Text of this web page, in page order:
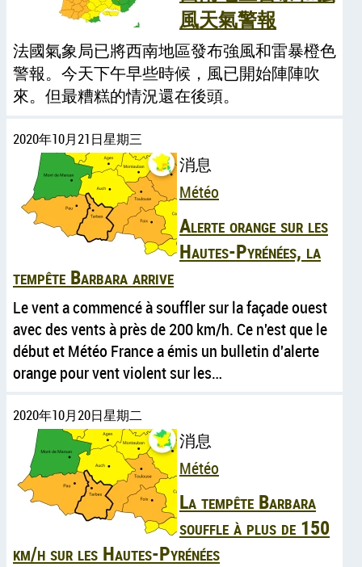
風天氣警報
法國氣象局已將西南地區發布強風和雷暴橙色
警報。今天下午早些時候，風已開始陣陣吹
來。但最糟糕的情況還在後頭。
2020年10月21日星期三
消息
Météo
Alerte orange sur les
Hautes-Pyrénées, la
tempête Barbara arrive
Le vent a commencé à souffler sur la façade ouest
avec des vents à près de 200 km/h. Ce n'est que le
début et Météo France a émis un bulletin d'alerte
orange pour vent violent sur les…
2020年10月20日星期二
消息
Météo
La tempête Barbara
souffle à plus de 150
km/h sur les Hautes-Pyrénées